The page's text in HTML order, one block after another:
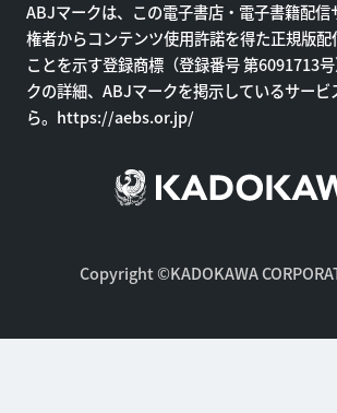
ABJマークは、この電子書店・電子書籍配信
権者からコンテンツ使用許諾を得た正規版
ことを示す登録商標（登録番号 第6091713
クの詳細、ABJマークを掲示しているサービ
ら。 https://aebs.or.jp/
Copyright ©KADOKAWA